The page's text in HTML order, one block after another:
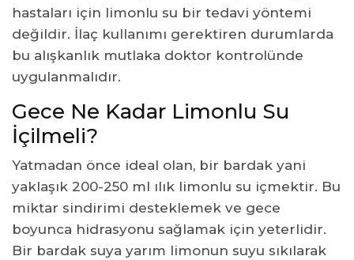
hastaları için limonlu su bir tedavi yöntemi
değildir. İlaç kullanımı gerektiren durumlarda
bu alışkanlık mutlaka doktor kontrolünde
uygulanmalıdır.
Gece Ne Kadar Limonlu Su
İçilmeli?
Yatmadan önce ideal olan, bir bardak yani
yaklaşık 200-250 ml ılık limonlu su içmektir. Bu
miktar sindirimi desteklemek ve gece
boyunca hidrasyonu sağlamak için yeterlidir.
Bir bardak suya yarım limonun suyu sıkılarak